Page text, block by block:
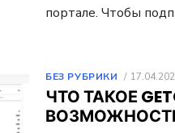
портале. Чтобы
БЕЗ РУБРИКИ
ЧТО ТАКОЕ